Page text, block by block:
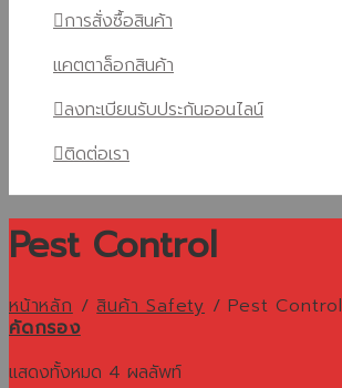
การสั่งซื้อสินค้า
แคตตาล็อกสินค้า
ลงทะเบียนรับประกันออนไลน์
ติดต่อเรา
Pest Control
หน้าหลัก / สินค้า Safety / Pest Control
คัดกรอง
แสดงทั้งหมด 4 ผลลัพท์